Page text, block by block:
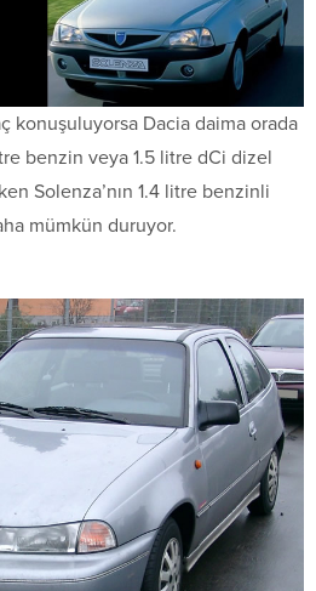
konuşuluyorsa Dacia daima orada
benzin veya 1.5 litre dCi dizel
Solenza’nın 1.4 litre benzinli
mümkün duruyor.